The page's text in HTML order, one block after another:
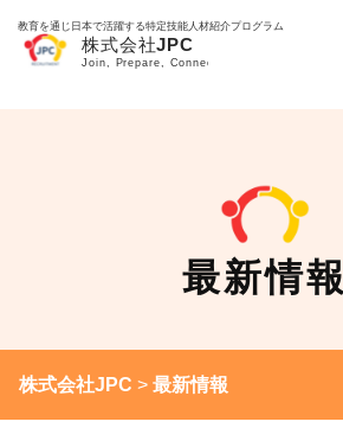
教育を通じ日本で活躍する特定技能人材紹介プログラム
最新情報
株式会社JPC > 最新情報